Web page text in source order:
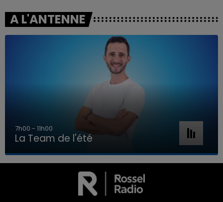
LA TEAM DE L'ÉTÉ
A L'ANTENNE
7h00 - 11h00
La Team de l'été